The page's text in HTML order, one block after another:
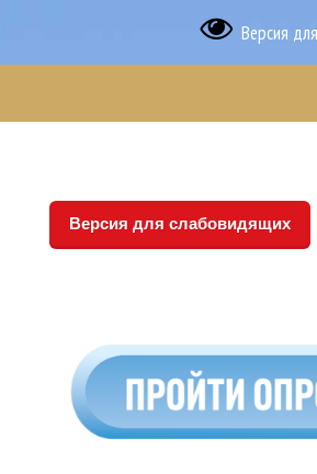
Версия
Версия для слабовидящих